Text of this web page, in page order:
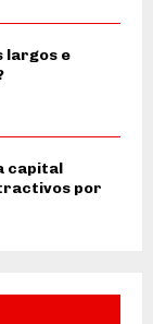
largos e
capital
por